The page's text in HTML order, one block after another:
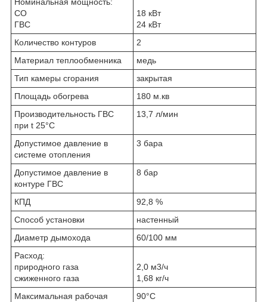
Номинальная мощность:
СО
ГВС
18 кВт
24 кВт
Количество контуров
2
Материал теплообменника
медь
Тип камеры сгорания
закрытая
Площадь обогрева
180 м.кв
Производительность ГВС
при t 25°С
13,7 л/мин
Допустимое давление в
системе отопления
3 бара
Допустимое давление в
контуре ГВС
8 бар
КПД
92,8 %
Способ установки
настенный
Диаметр дымохода
60/100 мм
Расход:
природного газа
сжиженного газа
2,0 м3/ч
1,68 кг/ч
Максимальная рабочая
90°С